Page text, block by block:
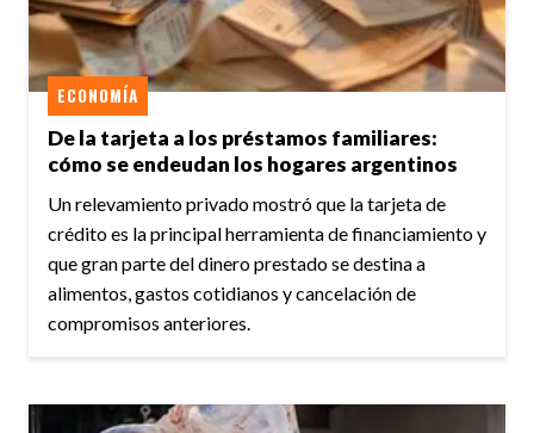
De la tarjeta a los préstamos familiares:
cómo se endeudan los hogares argentinos
ECONOMÍA
Un relevamiento privado mostró que la tarjeta de
crédito es la principal herramienta de financiamiento y
que gran parte del dinero prestado se destina a
alimentos, gastos cotidianos y cancelación de
compromisos anteriores.